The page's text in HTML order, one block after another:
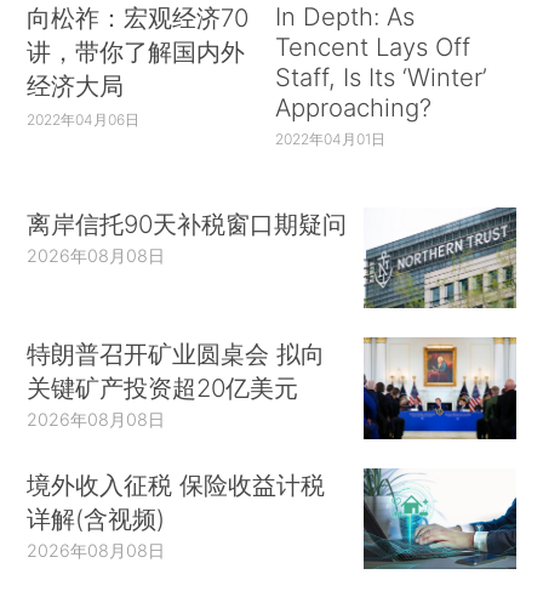
向松祚：宏观经济70
讲，带你了解国内外
经济大局
2022年04月06日
In Depth: As
Tencent Lays Off
Staff, Is Its ‘Winter’
Approaching?
2022年04月01日
离岸信托90天补税窗口期疑问
2026年08月08日
特朗普召开矿业圆桌会 拟向
关键矿产投资超20亿美元
2026年08月08日
境外收入征税 保险收益计税
详解(含视频)
2026年08月08日